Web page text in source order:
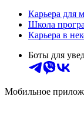
Карьера для
Школа
Карьера в
Боты для
Мобильное